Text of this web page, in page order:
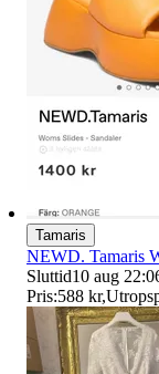
Tamaris
NEWD. Tamaris
Sluttid10 aug
Pris:588 kr,